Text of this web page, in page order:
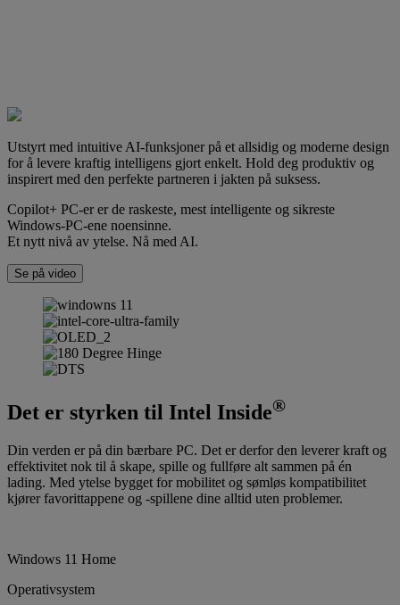
Utstyrt med intuitive AI-funksjoner på et allsidig og moderne design
for å levere kraftig intelligens gjort enkelt. Hold deg produktiv og
inspirert med den perfekte partneren i jakten på suksess.
Copilot+ PC-er er de raskeste, mest intelligente og sikreste
Windows-PC-ene noensinne.
Et nytt nivå av ytelse. Nå med AI.
Se på video
Det er styrken til Intel Inside®
Din verden er på din bærbare PC. Det er derfor den leverer kraft og
effektivitet nok til å skape, spille og fullføre alt sammen på én
lading. Med ytelse bygget for mobilitet og sømløs kompatibilitet
kjører favorittappene og -spillene dine alltid uten problemer.
Windows 11 Home
Operativsystem